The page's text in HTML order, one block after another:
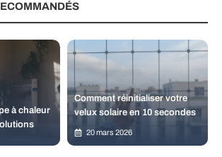
à chaleur
Comment réinitialiser votre
velux solaire en 10 secondes
20 mars 2026